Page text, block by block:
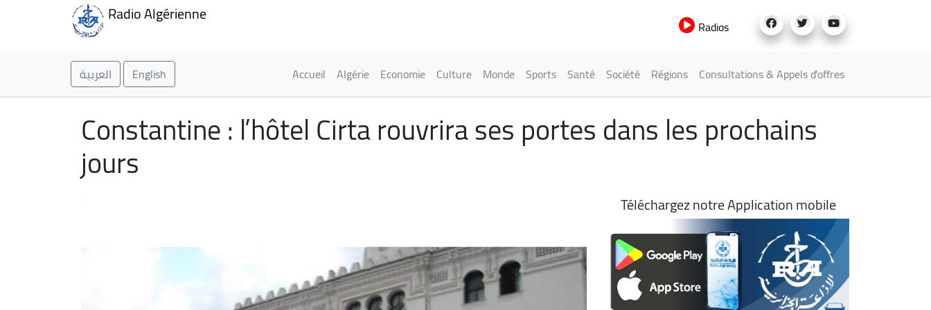
Radio Algérienne
Radios
العربية English Main navigation
Accueil Algérie Economie Culture Monde Sports Santé Société Régions Consultations & Appels d'offres
Constantine : l’hôtel Cirta rouvrira ses portes dans les prochains
jours
Téléchargez notre Application mobile